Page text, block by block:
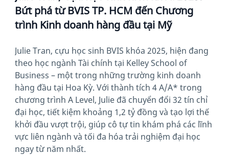
Bứt phá từ BVIS TP. HCM đến Chương
trình Kinh doanh hàng đầu tại Mỹ
Julie Tran, cựu học sinh BVIS khóa 2025, hiện đang
theo học ngành Tài chính tại Kelley School of
Business – một trong những trường kinh doanh
hàng đầu tại Hoa Kỳ. Với thành tích 4 A/A* trong
chương trình A Level, Julie đã chuyển đổi 32 tín chỉ
đại học, tiết kiệm khoảng 1,2 tỷ đồng và tạo lợi thế
khởi đầu vượt trội, giúp cô tự tin khám phá các lĩnh
vực liên ngành và tối đa hóa trải nghiệm đại học
ngay từ năm nhất.